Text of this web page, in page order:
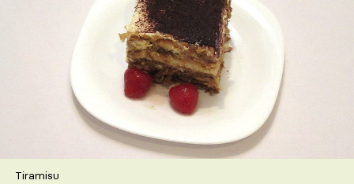
Články
TV Program
Škola vaření
Tiramisu